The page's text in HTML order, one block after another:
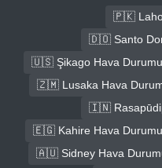
🇵🇰
🇩🇴 Santo
🇺🇸 Şikago Hava Durumu
🇿🇲 Lusaka Hava
🇮🇳
🇪🇬 Kahire Hava Durumu
🇦🇺 Sidney Hava